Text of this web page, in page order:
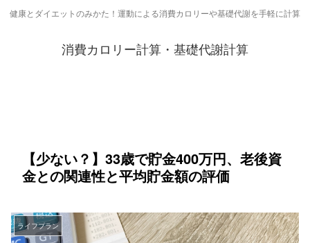
健康とダイエットのみかた！運動による消費カロリーや基礎代謝を手軽に計算
消費カロリー計算・基礎代謝計算
【少ない？】33歳で貯金400万円、老後資
金との関連性と平均貯金額の評価
ライフプラン